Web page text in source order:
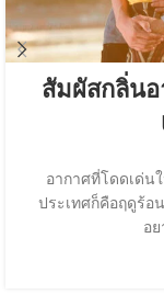
สัมผัสกลิ่นอ
อากาศที่โดดเด่น
ประเทศก็คือฤดูร้อ
อ